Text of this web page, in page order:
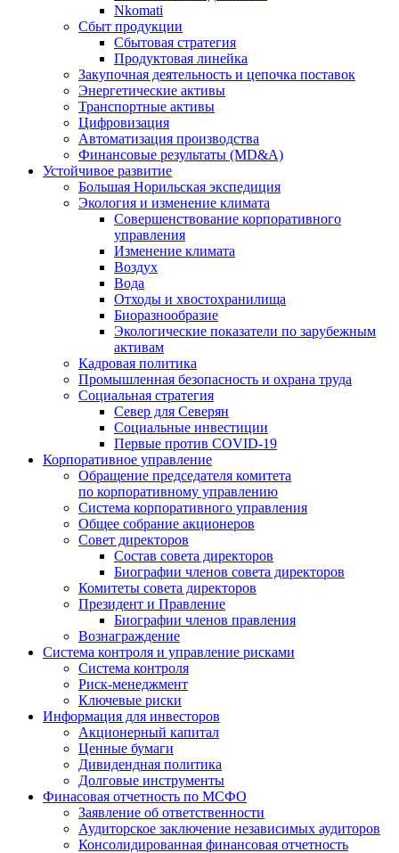
Nkomati
Сбыт продукции
Сбытовая стратегия
Продуктовая линейка
Закупочная деятельность и цепочка поставок
Энергетические активы
Транспортные активы
Цифровизация
Автоматизация производства
Финансовые результаты (MD&A)
Устойчивое развитие
Большая Норильская экспедиция
Экология и изменение климата
Совершенствование корпоративного
управления
Изменение климата
Воздух
Вода
Отходы и хвостохранилища
Биоразнообразие
Экологические показатели по зарубежным
активам
Кадровая политика
Промышленная безопасность и охрана труда
Социальная стратегия
Север для Северян
Социальные инвестиции
Первые против COVID‑19
Корпоративное управление
Обращение председателя комитета
по корпоративному управлению
Система корпоративного управления
Общее собрание акционеров
Совет директоров
Состав совета директоров
Биографии членов совета директоров
Комитеты совета директоров
Президент и Правление
Биографии членов правления
Вознаграждение
Система контроля и управление рисками
Система контроля
Риск-менеджмент
Ключевые риски
Информация для инвесторов
Акционерный капитал
Ценные бумаги
Дивидендная политика
Долговые инструменты
Финасовая отчетность по МСФО
Заявление об ответственности
Аудиторское заключение независимых аудиторов
Консолидированная финансовая отчетность